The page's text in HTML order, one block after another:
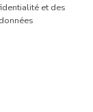
et des